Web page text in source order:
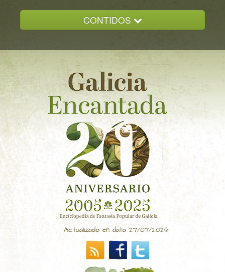
CONTIDOS
GALICIA ENCANTADA
DOCUMENTACION
NOVAS
CONTACTO
Actualizado en data 27/07/2026